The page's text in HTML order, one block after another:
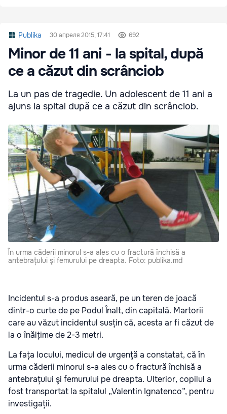
Publika 30 апреля 2015, 17:41 692
Minor de 11 ani - la spital, după
ce a căzut din scrânciob
La un pas de tragedie. Un adolescent de 11 ani a
ajuns la spital după ce a căzut din scrânciob.
În urma căderii minorul s-a ales cu o fractură închisă a
antebrațului şi femurului pe dreapta. Foto: publika.md
Incidentul s-a produs aseară, pe un teren de joacă
dintr-o curte de pe Podul Înalt, din capitală. Martorii
care au văzut incidentul susțin că, acesta ar fi căzut de
la o înălțime de 2-3 metri.
La fața locului, medicul de urgenţă a constatat, că în
urma căderii minorul s-a ales cu o fractură închisă a
antebrațului şi femurului pe dreapta. Ulterior, copilul a
fost transportat la spitalul „Valentin Ignatenco”, pentru
investigații.